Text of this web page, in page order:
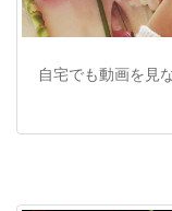
自宅でも動画を見